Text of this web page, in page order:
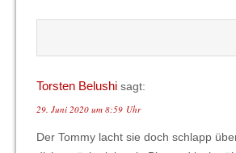
Torsten Belushi sagt:
29. Juni 2020 um 8:59 Uhr
Der Tommy lacht sie doch schlapp